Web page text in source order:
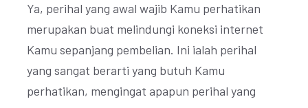
Ya, perihal yang awal wajib Kamu perhatikan
merupakan buat melindungi koneksi internet
Kamu sepanjang pembelian. Ini ialah perihal
yang sangat berarti yang butuh Kamu
perhatikan, mengingat apapun perihal yang